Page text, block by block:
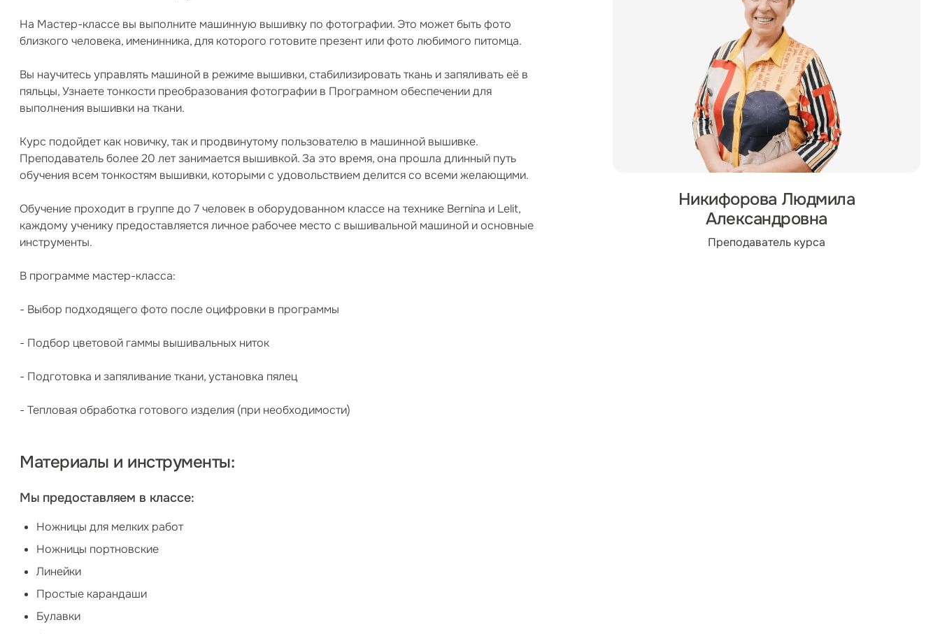
На Мастер-классе вы выполните машинную вышивку по фотографии. Это может быть фото
близкого человека, именинника, для которого готовите презент или фото любимого питомца.
Вы научитесь управлять машиной в режиме вышивки, стабилизировать ткань и запяливать её в
пяльцы, Узнаете тонкости преобразования фотографии в Програмном обеспечении для
выполнения вышивки на ткани.
Курс подойдет как новичку, так и продвинутому пользователю в машинной вышивке.
Преподаватель более 20 лет занимается вышивкой. За это время, она прошла длинный путь
обучения всем тонкостям вышивки, которыми с удовольствием делится со всеми желающими.
Обучение проходит в группе до 7 человек в оборудованном классе на технике Bernina и Lelit,
каждому ученику предоставляется личное рабочее место с вышивальной машиной и основные
инструменты.
В программе мастер-класса:
- Выбор подходящего фото после оцифровки в программы
- Подбор цветовой гаммы вышивальных ниток
- Подготовка и запяливание ткани, установка пялец
- Тепловая обработка готового изделия (при необходимости)
Материалы и инструменты:
Мы предоставляем в классе:
Ножницы для мелких работ
Ножницы портновские
Линейки
Простые карандаши
Булавки
Никифорова Людмила
Александровна
Преподаватель курса